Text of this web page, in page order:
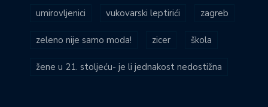
umirovljenici vukovarski leptirići zagreb
zeleno nije samo moda! zicer škola
žene u 21. stoljeću- je li jednakost nedostižna